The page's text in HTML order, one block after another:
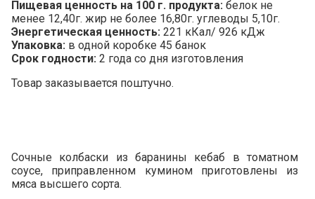
Пищевая ценность на 100 г. продукта: белок не
менее 12,40г. жир не более 16,80г. углеводы 5,10г.
Энергетическая ценность: 221 кКал/ 926 кДж
Упаковка: в одной коробке 45 банок
Срок годности: 2 года со дня изготовления
Товар заказывается поштучно.
Сочные колбаски из баранины кебаб в томатном
соусе, приправленном кумином приготовлены из
мяса высшего сорта.